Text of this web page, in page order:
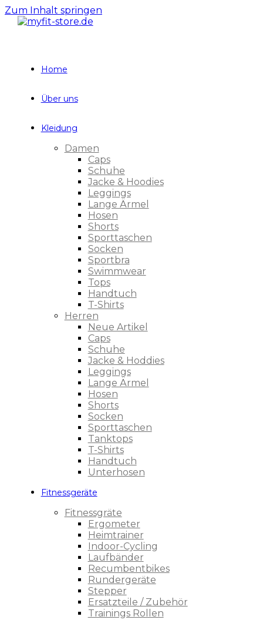
Zum Inhalt springen
Home
Über uns
Kleidung
Damen
Caps
Schuhe
Jacke & Hoodies
Leggings
Lange Ärmel
Hosen
Shorts
Sporttaschen
Socken
Sportbra
Swimmwear
Tops
Handtuch
T-Shirts
Herren
Neue Artikel
Caps
Schuhe
Jacke & Hoddies
Leggings
Lange Ärmel
Hosen
Shorts
Socken
Sporttaschen
Tanktops
T-Shirts
Handtuch
Unterhosen
Fitnessgeräte
Fitnessgräte
Ergometer
Heimtrainer
Indoor-Cycling
Laufbänder
Recumbentbikes
Rundergeräte
Stepper
Ersatzteile / Zubehör
Trainings Rollen